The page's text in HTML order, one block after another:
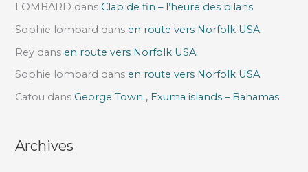
LOMBARD dans Clap de fin – l’heure des bilans
Sophie lombard dans en route vers Norfolk USA
Rey dans en route vers Norfolk USA
Sophie lombard dans en route vers Norfolk USA
Catou dans George Town , Exuma islands – Bahamas
Archives